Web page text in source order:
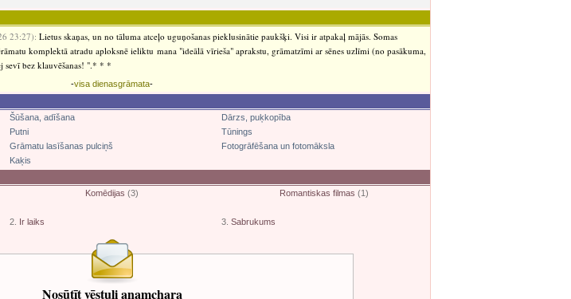
23:27): Lietus skaņas, un no tāluma atceļo uguņošanas pieklusinātie paukšķi. Visi ir atpakaļ mājās. Somas
komplektā atradu aploksnē ieliktu mana "ideālā vīrieša" aprakstu, grāmatzīmi ar sēnes uzlīmi (no pasākuma,
sevī bez klauvēšanas! ".* * *
-visa dienasgrāmata-
Šūšana, adīšana
Dārzs, puķkopība
Putni
Tūnings
Grāmatu lasīšanas pulciņš
Fotogrāfēšana un fotomāksla
Kaķis
Komēdijas (3) Romantiskas filmas (1)
2. Ir laiks 3. Sabrukums
Nosūtīt vēstuli anamchara